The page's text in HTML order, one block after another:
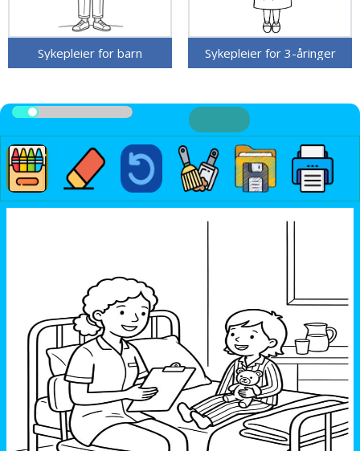
Sykepleier for barn Sykepleier for 3-åringer